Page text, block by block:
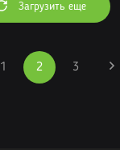
Загрузить еще
1 2 3